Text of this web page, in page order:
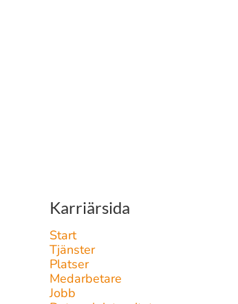
Karriärsida
Start
Tjänster
Platser
Medarbetare
Jobb